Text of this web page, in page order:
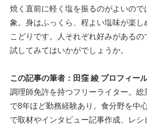
焼く直前に軽く塩を振るのがよいの
象。身はふっくら、程よい塩味が楽し
こどりです。人それぞれ好みがあるの
試してみてはいかがでしょうか。
この記事の筆者：田窪 綾 プロフィー
調理師免許を持つフリーライター。総
で8年ほど勤務経験あり。食分野を中
で取材やインタビュー記事作成、レシ